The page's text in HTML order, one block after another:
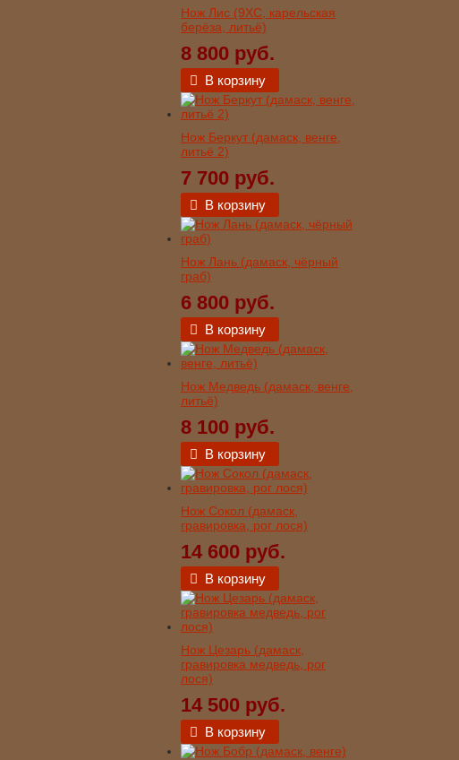
Нож Лис (9ХС, карельская
берёза, литьё)
8 800 руб.
В корзину
Нож Беркут (дамаск, венге,
литьё 2)
7 700 руб.
В корзину
Нож Лань (дамаск, чёрный
граб)
6 800 руб.
В корзину
Нож Медведь (дамаск, венге,
литьё)
8 100 руб.
В корзину
Нож Сокол (дамаск,
гравировка, рог лося)
14 600 руб.
В корзину
Нож Цезарь (дамаск,
гравировка медведь, рог
лося)
14 500 руб.
В корзину